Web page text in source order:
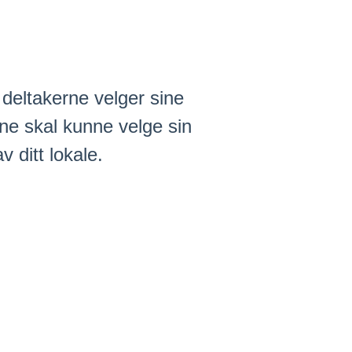
velger sine
skal kunne velge sin
ditt lokale.